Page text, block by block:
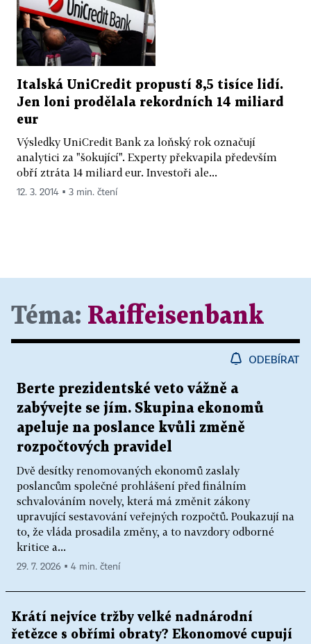
Italská UniCredit propustí 8,5 tisíce lidí.
Jen loni prodělala rekordních 14 miliard
eur
Výsledky UniCredit Bank za loňský rok označují
analytici za "šokující". Experty překvapila především
obří ztráta 14 miliard eur. Investoři ale...
12. 3. 2014 ▪ 3 min. čtení
Téma: Raiffeisenbank
ODEBÍRAT
Berte prezidentské veto vážně a
zabývejte se jím. Skupina ekonomů
apeluje na poslance kvůli změně
rozpočtových pravidel
Dvě desítky renomovaných ekonomů zaslaly
poslancům společné prohlášení před finálním
schvalováním novely, která má změnit zákony
upravující sestavování veřejných rozpočtů. Poukazují na
to, že vláda prosadila změny, a to navzdory odborné
kritice a...
29. 7. 2026 ▪ 4 min. čtení
Krátí nejvíce tržby velké nadnárodní
řetězce s obřími obraty? Ekonomové cupují